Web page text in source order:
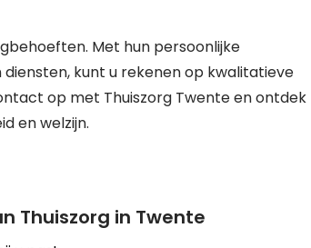
Met hun persoonlijke
kunt u rekenen op kwalitatieve
op met Thuiszorg Twente en ontdek
en welzijn.
Thuiszorg in Twente